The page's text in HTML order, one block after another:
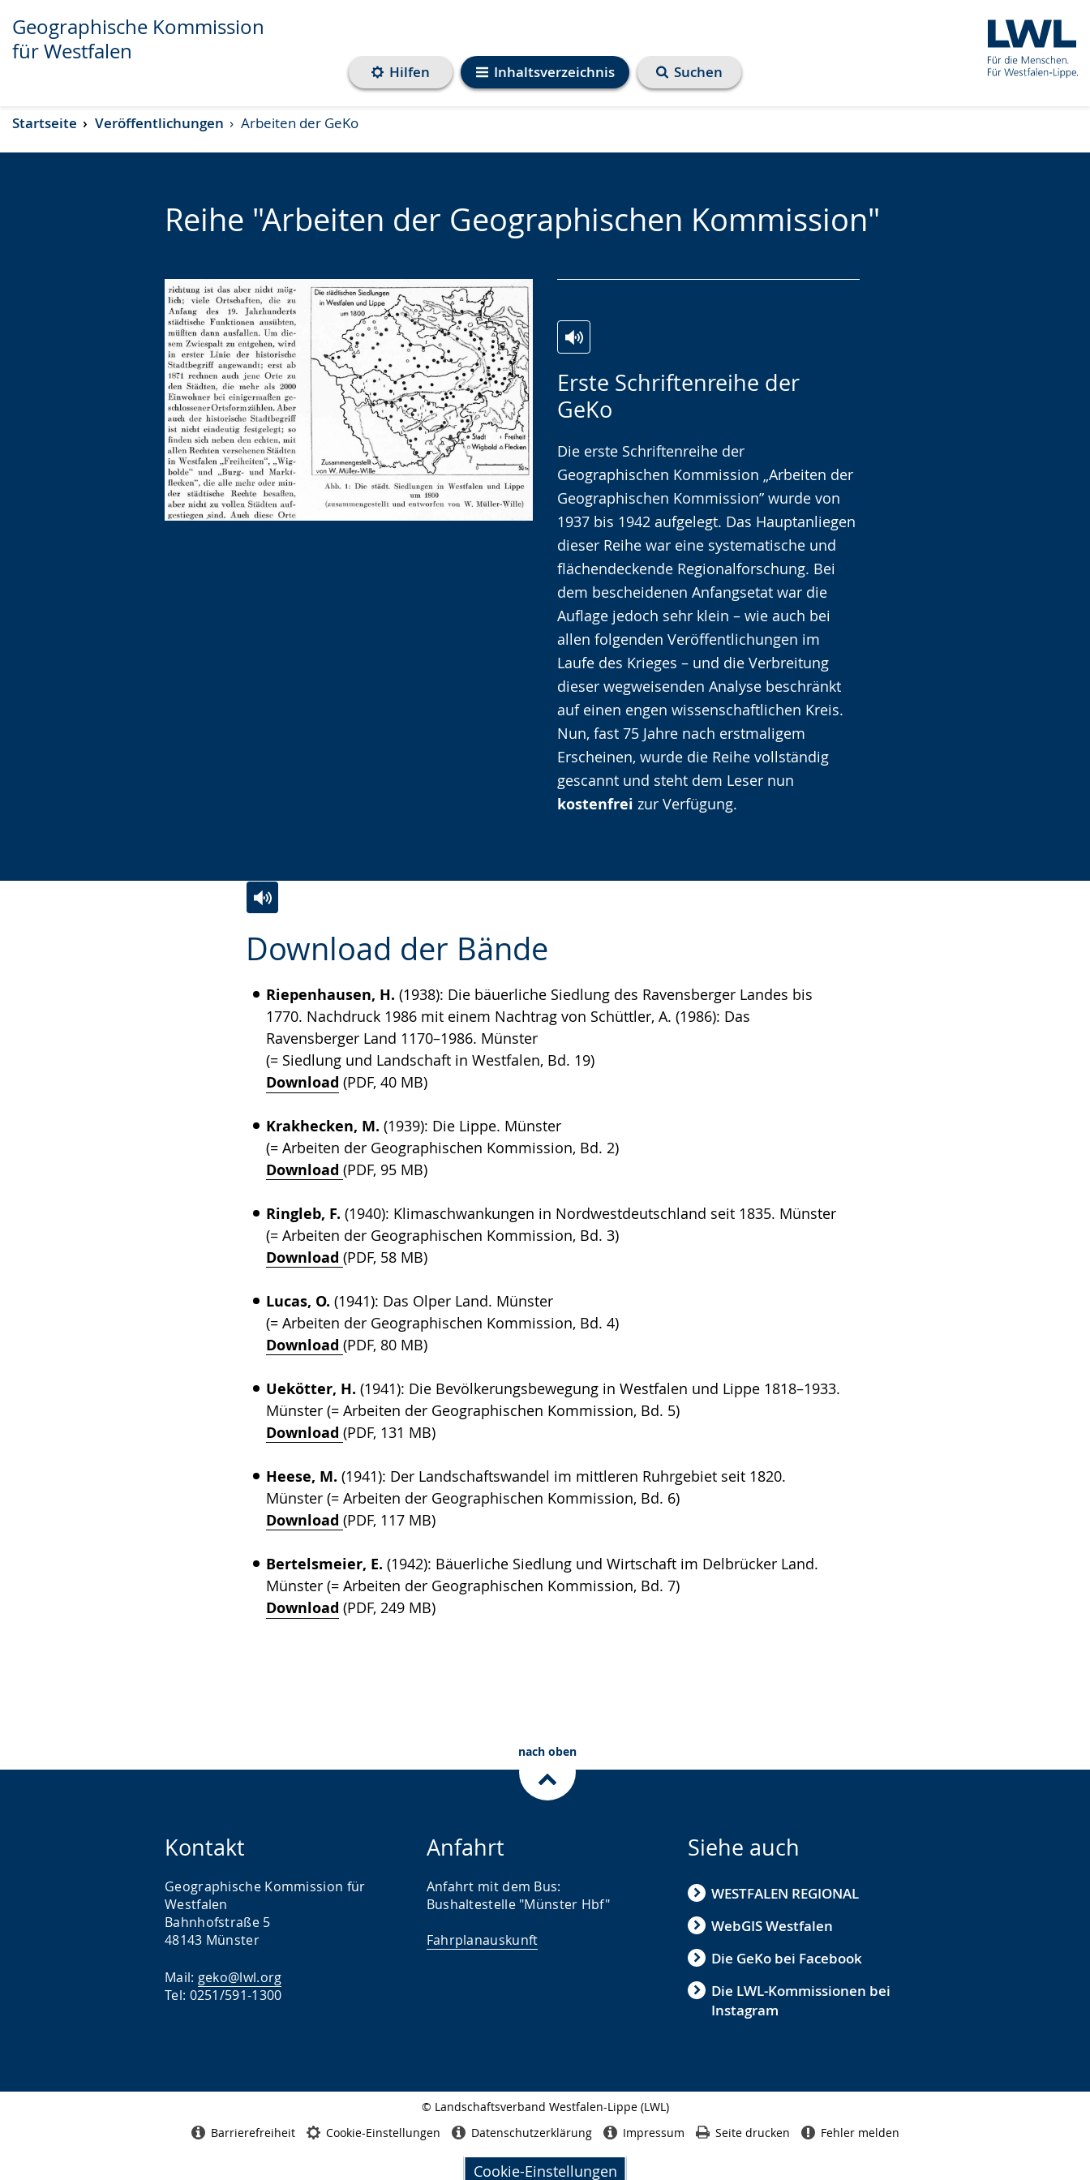
Transkript anzeigen
Abspielen
Pausieren
Geographische Kommission
für Westfalen
Inhaltsverzeichnis
Hilfen Suchen
Cookie-Einstellungen
Startseite Veröffentlichungen Arbeiten der GeKo
Reihe "Arbeiten der Geographischen Kommission"
Erste Schriftenreihe der
GeKo
Leichten
Sprache
Audio-
Unterstützung.
Video
in
Gebärdensprache
wird
angezeigt.
Die erste Schriftenreihe der
Geographischen Kommission „Arbeiten der
Geographischen Kommission” wurde von
1937 bis 1942 aufgelegt. Das Hauptanliegen
dieser Reihe war eine systematische und
flächendeckende Regionalforschung. Bei
dem bescheidenen Anfangsetat war die
Auflage jedoch sehr klein – wie auch bei
allen folgenden Veröffentlichungen im
Laufe des Krieges – und die Verbreitung
dieser wegweisenden Analyse beschränkt
auf einen engen wissenschaftlichen Kreis.
Nun, fast 75 Jahre nach erstmaligem
Erscheinen, wurde die Reihe vollständig
gescannt und steht dem Leser nun
kostenfrei zur Verfügung.
Download der Bände
Riepenhausen, H. (1938): Die bäuerliche Siedlung des Ravensberger Landes bis
1770. Nachdruck 1986 mit einem Nachtrag von Schüttler, A. (1986): Das
Ravensberger Land 1170–1986. Münster
(= Siedlung und Landschaft in Westfalen, Bd. 19)
Download (PDF, 40 MB)
Krakhecken, M. (1939): Die Lippe. Münster
(= Arbeiten der Geographischen Kommission, Bd. 2)
Download (PDF, 95 MB)
Ringleb, F. (1940): Klimaschwankungen in Nordwestdeutschland seit 1835. Münster
(= Arbeiten der Geographischen Kommission, Bd. 3)
Download (PDF, 58 MB)
Lucas, O. (1941): Das Olper Land. Münster
(= Arbeiten der Geographischen Kommission, Bd. 4)
Download (PDF, 80 MB)
Uekötter, H. (1941): Die Bevölkerungsbewegung in Westfalen und Lippe 1818–1933.
Münster (= Arbeiten der Geographischen Kommission, Bd. 5)
Download (PDF, 131 MB)
Heese, M. (1941): Der Landschaftswandel im mittleren Ruhrgebiet seit 1820.
Münster (= Arbeiten der Geographischen Kommission, Bd. 6)
Download (PDF, 117 MB)
Bertelsmeier, E. (1942): Bäuerliche Siedlung und Wirtschaft im Delbrücker Land.
Münster (= Arbeiten der Geographischen Kommission, Bd. 7)
Download (PDF, 249 MB)
Leichten
wechseln.
Audio-
Video
Deutscher
Gebärdensprache
wird
angezeigt.
nach oben
Kontakt
Geographische Kommission für
Westfalen
Bahnhofstraße 5
48143 Münster
Mail: geko@lwl.org
Tel: 0251/591-1300
Anfahrt
Anfahrt mit dem Bus:
Bushaltestelle "Münster Hbf"
Fahrplanauskunft
Siehe auch
WESTFALEN REGIONAL
WebGIS Westfalen
Die GeKo bei Facebook
Die LWL-Kommissionen bei
Instagram
© Landschaftsverband Westfalen-Lippe (LWL)
Barrierefreiheit Cookie-Einstellungen Datenschutzerklärung Impressum Seite drucken Fehler melden